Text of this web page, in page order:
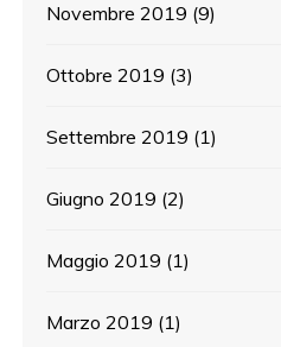
Novembre 2019 (9)
Ottobre 2019 (3)
Settembre 2019 (1)
Giugno 2019 (2)
Maggio 2019 (1)
Marzo 2019 (1)